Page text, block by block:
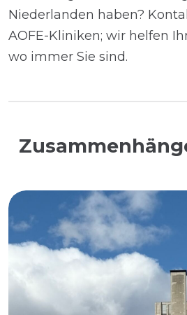
Niederlanden haben?
AOFE-Kliniken; wir helfen
wo immer Sie sind.